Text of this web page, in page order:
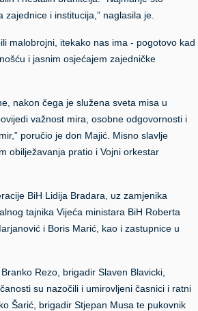
i institucija,” naglasila je.
malobrojni, itekako nas ima - pogotovo kad
i jasnim osjećajem zajedničke
nakon čega je služena sveta misa u
važnost mira, osobne odgovornosti i
poručio je don Majić. Misno slavlje
obilježavanja pratio i Vojni orkestar
BiH Lidija Bradara, uz zamjenika
tajnika Vijeća ministara BiH Roberta
i Boris Marić, kao i zastupnice u
Rezo, brigadir Slaven Blavicki,
su nazočili i umirovljeni časnici i ratni
Šarić, brigadir Stjepan Musa te pukovnik